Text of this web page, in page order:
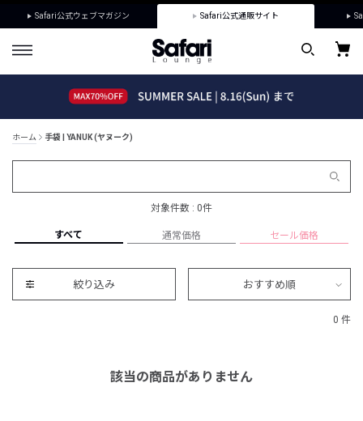
Safari公式ウェブマガジン Safari公式通販サイト
ホーム 手袋 | YANUK (ヤヌーク)
対象件数 : 0件
すべて 通常価格 セール価格
絞り込み おすすめ順
0 件
該当の商品がありません